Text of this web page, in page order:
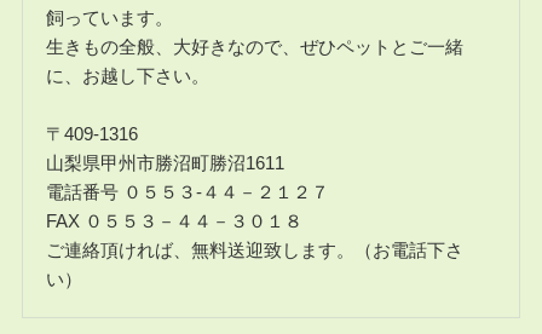
飼っています。
生きもの全般、大好きなので、ぜひペットとご一緒
に、お越し下さい。
〒409-1316
山梨県甲州市勝沼町勝沼1611
電話番号 ０５５３-４４－２１２７
FAX ０５５３－４４－３０１８
ご連絡頂ければ、無料送迎致します。（お電話下さ
い）